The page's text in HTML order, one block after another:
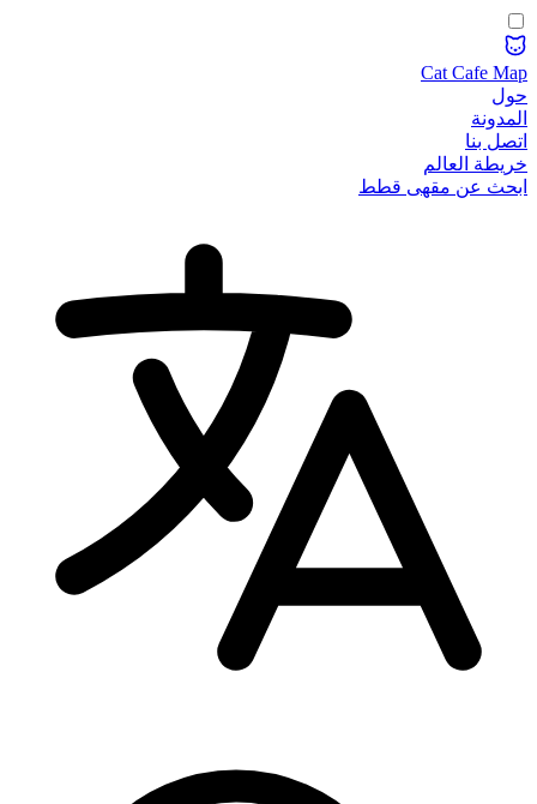
Cat Cafe Map
حول
المدونة
اتصل بنا
خريطة العالم
ابحث عن مقهى قطط